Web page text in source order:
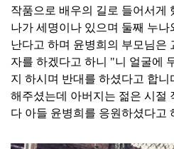
작품으로 배우의 길로 들어서게
나가 세명이나 있으며 둘째 누
난다고 하며 윤병희의 부모님은
자를 하겠다고 하니 "니 얼굴에
지 하시며 반대를 하셨다고 합니
해주셨는데 아버지는 젊은 시절
다 아들 윤병희를 응원하셨다고